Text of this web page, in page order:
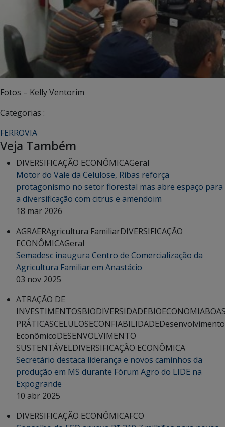
Fotos – Kelly Ventorim
Categorias :
FERROVIA
Veja Também
DIVERSIFICAÇÃO ECONÔMICAGeral
Motor do Vale da Celulose, Ribas reforça
protagonismo no setor florestal mas abre espaço para
a diversificação com citrus e amendoim
18 mar 2026
AGRAERAgricultura FamiliarDIVERSIFICAÇÃO
ECONÔMICAGeral
Semadesc inaugura Centro de Comercialização da
Agricultura Familiar em Anastácio
03 nov 2025
ATRAÇÃO DE
INVESTIMENTOSBIODIVERSIDADEBIOECONOMIA
PRÁTICASCELULOSECONFIABILIDADEDesenvolvimento
EconômicoDESENVOLVIMENTO
SUSTENTÁVELDIVERSIFICAÇÃO ECONÔMICA
Secretário destaca liderança e novos caminhos da
produção em MS durante Fórum Agro do LIDE na
Expogrande
10 abr 2025
DIVERSIFICAÇÃO ECONÔMICAFCO